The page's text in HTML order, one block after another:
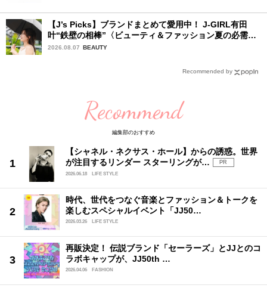
【J’s Picks】ブランドまとめて愛用中！ J-GIRL有田
叶“鉄壁の相棒”〈ビューティ＆ファッション夏の必需
品〉
2026.08.07 BEAUTY
Recommended by
Recommend
編集部のおすすめ
【シャネル・ネクサス・ホール】からの誘惑。世界
が注目するリンダー スターリングが…
PR
2026.06.18
LIFE STYLE
時代、世代をつなぐ音楽とファッション＆トークを
楽しむスペシャルイベント「JJ50…
2026.03.26 LIFE STYLE
再販決定！ 伝説ブランド「セーラーズ」とJJとのコ
ラボキャップが、JJ50th …
2026.04.06 FASHION